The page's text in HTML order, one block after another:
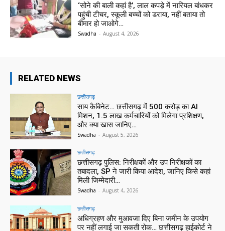
‘सोने की बाली कहां है’, लाल कपड़े में नारियल बांधकर
पहुंची टीचर, स्कूली बच्चों को डराया, नहीं बताया तो
बीमार हो जाओगे…
Swadha - August 4, 2026
RELATED NEWS
छत्तीसगढ़
साय कैबिनेट… छत्तीसगढ़ में 500 करोड़ का AI
मिशन, 1.5 लाख कर्मचारियों को मिलेगा प्रशिक्षण,
और क्या खास जानिए…
Swadha - August 5, 2026
छत्तीसगढ़
छत्तीसगढ़ पुलिस: निरीक्षकों और उप निरीक्षकों का
तबादला, SP ने जारी किया आदेश, जानिए किसे कहां
मिली जिम्मेदारी…
Swadha - August 4, 2026
छत्तीसगढ़
अधिग्रहण और मुआवजा दिए बिना जमीन के उपयोग
पर नहीं लगाई जा सकती रोक… छत्तीसगढ़ हाईकोर्ट ने